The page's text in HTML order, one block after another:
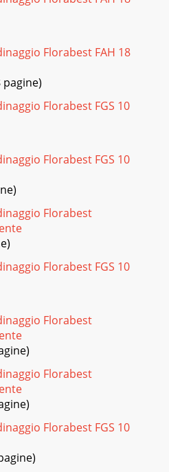
conformi-
Conformidade CEHiermit
Bodenhacke Baureihe FGH
• Vista em corte
aparelho
& CO KG Kunden-Service
Tel.: 06078 7806 90 Fax.:
manutenção
van de informatie · Estado
Ident.-No.: 76005512 112008-
der ersten Inbe-triebnahme
aufmerksam durch. Bewahren
geben Sie
Gefahrenzeichen mit
Personen- oder Sachschäden.
Ausrufungs-ze
Florabest FAH 18
pagine)
Florabest FGS 10
Florabest FGS 10
Florabest
Florabest FGS 10
Florabest
Florabest
Florabest FGS 10